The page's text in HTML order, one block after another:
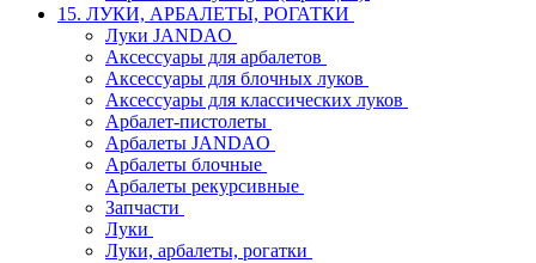
15. ЛУКИ, АРБАЛЕТЫ, РОГАТКИ
Луки JANDAO
Аксессуары для арбалетов
Аксессуары для блочных луков
Аксессуары для классических луков
Арбалет-пистолеты
Арбалеты JANDAO
Арбалеты блочные
Арбалеты рекурсивные
Запчасти
Луки
Луки, арбалеты, рогатки